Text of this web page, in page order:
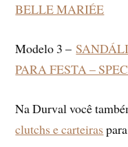
BELLE MARIÉE
Modelo 3 –
PARA FESTA –
Na Durval você
clutchs e carteiras